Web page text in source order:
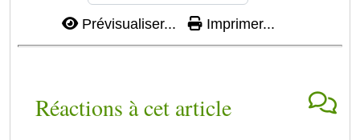
Prévisualiser... Imprimer...
Réactions à cet article